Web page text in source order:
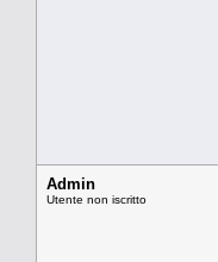
Admin
Utente non iscritto